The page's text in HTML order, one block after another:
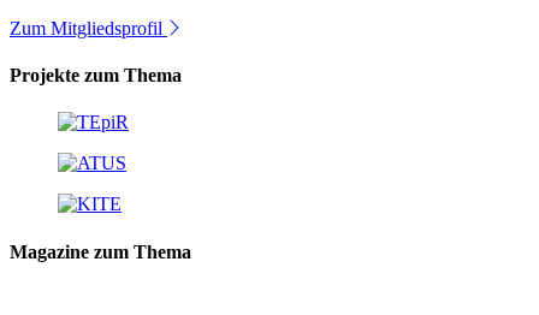
Zum Mitgliedsprofil
Projekte zum Thema
Magazine zum Thema